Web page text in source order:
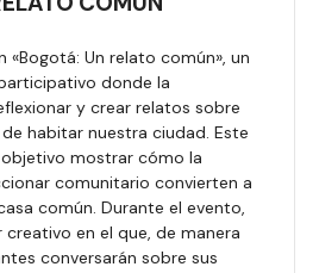
«Bogotá: Un relato común», un
donde la
y crear relatos sobre
habitar nuestra ciudad. Este
mostrar cómo la
comunitario convierten a
común. Durante el evento,
creativo en el que, de manera
conversarán sobre sus